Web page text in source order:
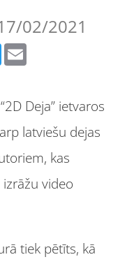
02/2021
Twitter
Deja” ietvaros
latviešu dejas
kas
video
tiek pētīts, kā